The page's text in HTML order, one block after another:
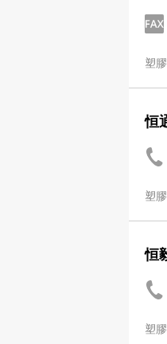
塑
恒
塑
恒
塑